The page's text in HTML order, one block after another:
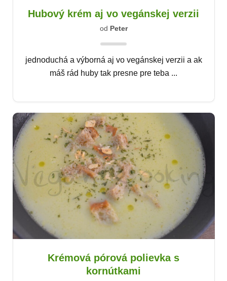
Hubový krém aj vo vegánskej verzii
od Peter
jednoduchá a výborná aj vo vegánskej verzii a ak
máš rád huby tak presne pre teba ...
Krémová pórová polievka s
kornútkami